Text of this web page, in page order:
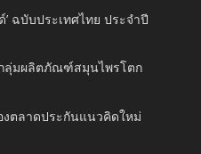
ฉบับประเทศไทย ประจำปี
กลุ่มผลิตภัณฑ์สมุนไพรโตก
ตลาดประกันแนวคิดใหม่